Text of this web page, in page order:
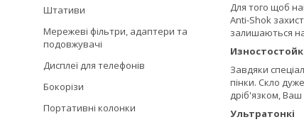
Для того щоб
Anti-Shok
залишаються на
Завдяки
пінки. Скло
дріб'язком,
Ультратонкі
Штативи
Мережеві фільтри, адаптери та
подовжувачі
Дисплеї для телефонів
Бокорізи
Портативні колонки